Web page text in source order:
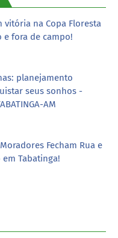
vitória na Copa Floresta
fora de campo!
planejamento
seus sonhos -
AM
Fecham Rua e
Tabatinga!